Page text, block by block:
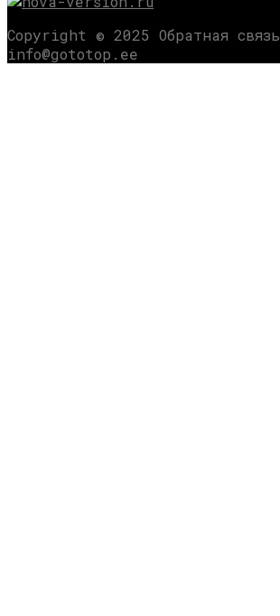
Copyright © 2025 Обратная связь
info@gototop.ee